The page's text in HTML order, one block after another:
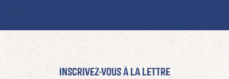
Inscrivez-vous à La Lettre